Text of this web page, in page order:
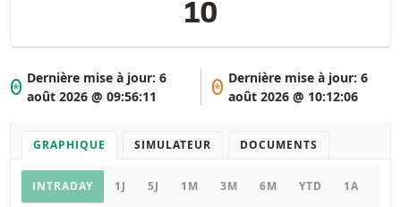
10
*
Dernière mise à jour:6
août 2026 @ 09:56:11
*
Dernière mise à jour: 6
août 2026 @ 10:12:06
GRAPHIQUE SIMULATEUR DOCUMENTS
Graphique
INTRADAY 1J 5J 1M 3M 6M YTD 1A